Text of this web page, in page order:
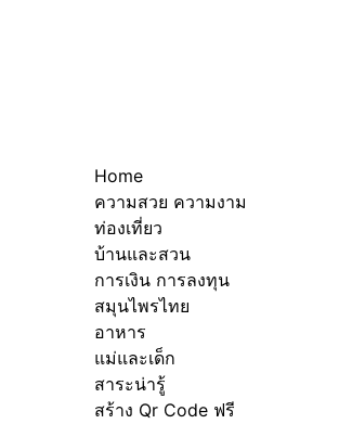
Home
ความสวย ความงาม
ท่องเที่ยว
บ้านและสวน
การเงิน การลงทุน
สมุนไพรไทย
อาหาร
แม่และเด็ก
สาระน่ารู้
สร้าง Qr Code ฟรี